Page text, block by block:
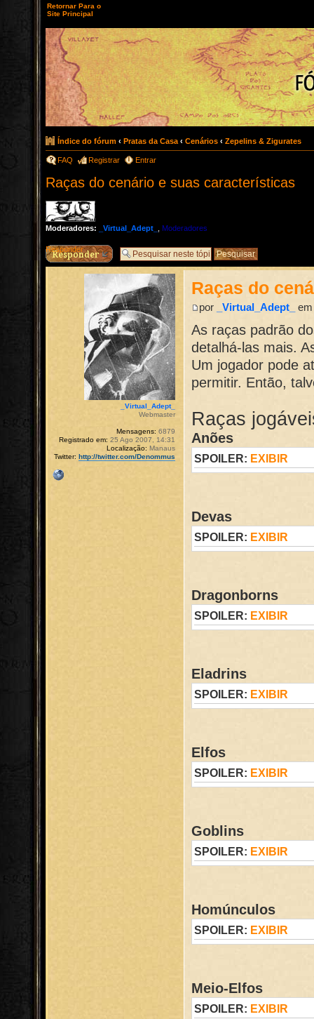
Retornar Para o
Site Principal
Índice do fórum ‹ Pratas da Casa ‹ Cenários ‹ Zepelins & Zigurates
FAQ Registrar Entrar
Raças do cenário e suas características
Moderadores: _Virtual_Adept_ Moderadores
Responder
Raças do
por _Virtual_Adept_
As raças padrão
detalhá-las mais.
Um jogador pode
permitir. Então,
Raças
Anões
SPOILER: EXIBIR
Devas
SPOILER: EXIBIR
Dragonborns
SPOILER: EXIBIR
Eladrins
SPOILER: EXIBIR
Elfos
SPOILER: EXIBIR
Goblins
SPOILER: EXIBIR
Homúnculos
SPOILER: EXIBIR
Meio-Elfos
SPOILER: EXIBIR
_Virtual_Adept_
Webmaster
Mensagens: 6879
Registrado em: 25 Ago 2007, 14:31
Localização: Manaus
Twitter: http://twitter.com/Denommus